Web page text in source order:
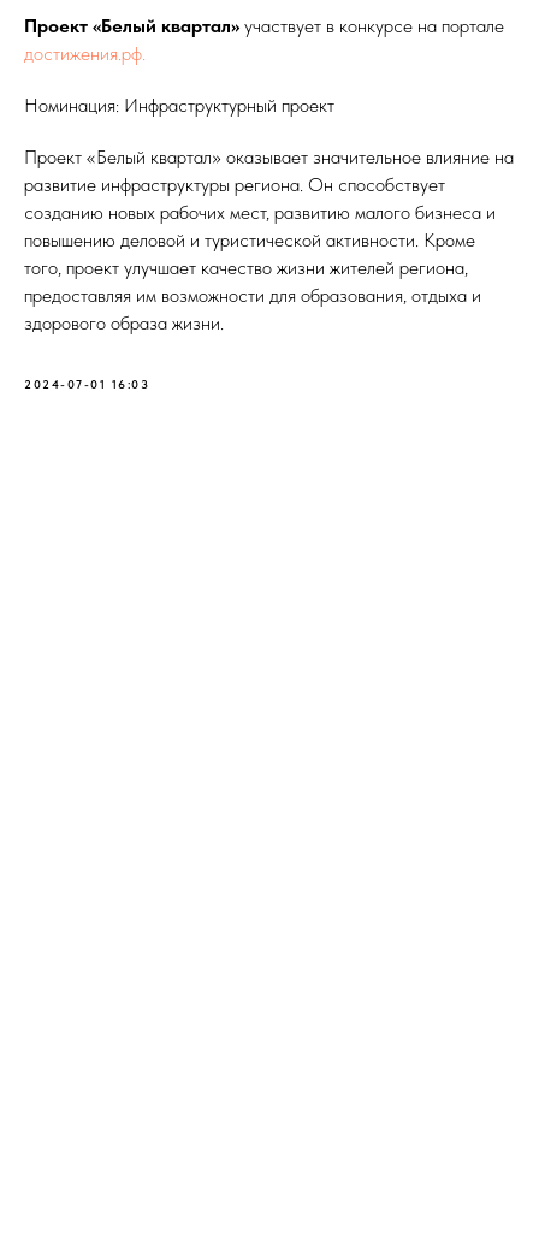
Проект «Белый квартал» участвует в конкурсе на портале
достижения.рф.
Номинация: Инфраструктурный проект
Проект «Белый квартал» оказывает значительное влияние на
развитие инфраструктуры региона. Он способствует
созданию новых рабочих мест, развитию малого бизнеса и
повышению деловой и туристической активности. Кроме
того, проект улучшает качество жизни жителей региона,
предоставляя им возможности для образования, отдыха и
здорового образа жизни.
2024-07-01 16:03